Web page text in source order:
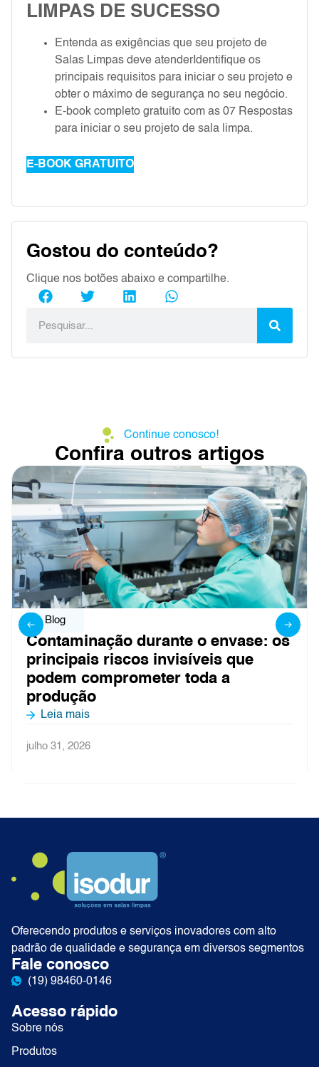
LIMPAS DE SUCESSO
Entenda as exigências que seu projeto de
Salas Limpas deve atenderIdentifique os
principais requisitos para iniciar o seu projeto e
obter o máximo de segurança no seu negócio.
E-book completo gratuito com as 07 Respostas
para iniciar o seu projeto de sala limpa.
E-BOOK GRATUITO
Gostou do conteúdo?
Clique nos botões abaixo e compartilhe.
Continue conosco!
Confira outros artigos
Blog
Contaminação durante o envase: os
principais riscos invisíveis que
podem comprometer toda a
produção
Leia mais
julho 31, 2026
Oferecendo produtos e serviços inovadores com alto
padrão de qualidade e segurança em diversos segmentos
Fale conosco
(19) 98460-0146
Acesso rápido
Sobre nós
Produtos